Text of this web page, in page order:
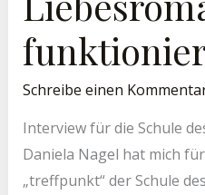
Schreibe einen
Interview für die Schule
Daniela Nagel hat mich
„treffpunkt“ der Schule